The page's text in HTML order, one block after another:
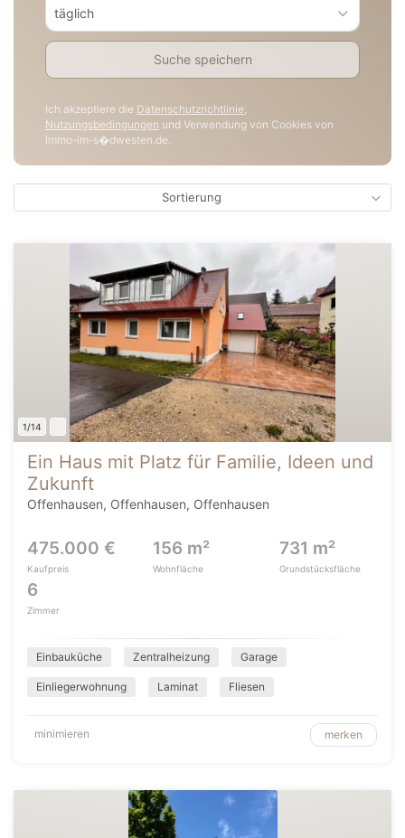
täglich
Suche speichern
Ich akzeptiere die Datenschutzrichtlinie,
Nutzungsbedingungen und Verwendung von Cookies von
immo-im-s�dwesten.de.
Sortierung
1/14
Ein Haus mit Platz für Familie, Ideen und
Zukunft
Offenhausen, Offenhausen, Offenhausen
475.000 €
Kaufpreis
156 m²
Wohnfläche
731 m²
Grundstücksfläche
6
Zimmer
Einbauküche Zentralheizung Garage
Einliegerwohnung Laminat Fliesen
minimieren merken